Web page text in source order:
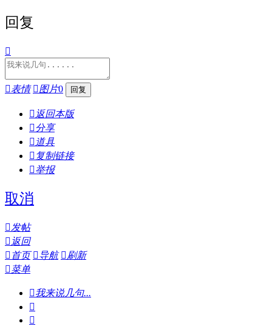
回复

表情 图片0
 返回本版
分享
 道具
 复制链接
举报
取消
发帖
 返回
 首页 导航 刷新
菜单
我来说几句...

